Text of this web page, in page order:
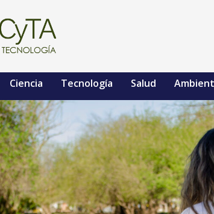
Ciencia Tecnología Salud